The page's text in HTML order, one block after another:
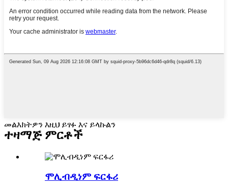
መልእክትዎን እዚህ ይፃፉ እና ይላኩልን
ተዛማጅ ምርቶች
ሞሊብዲነም ፍርፋሪ